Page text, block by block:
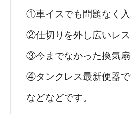
①車イスでも問題なく
②仕切りを外し広いレス
③今までなかった換気
④タンクレス最新便器で
などなどです。